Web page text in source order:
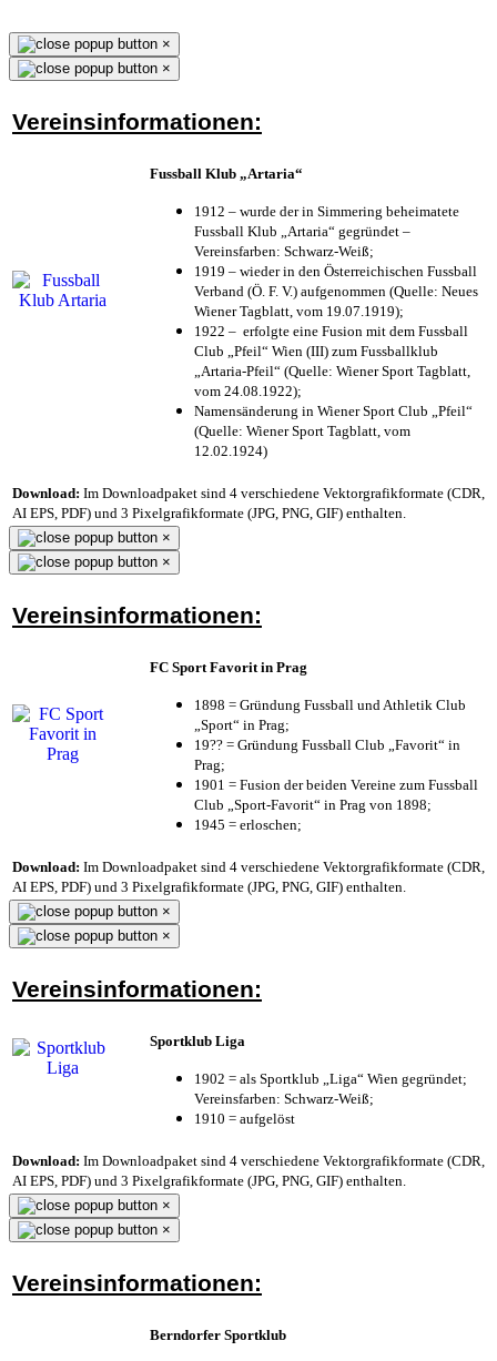
×
×
Vereinsinformationen:
Fussball Klub „Artaria“
1912 – wurde der in Simmering beheimatete
Fussball Klub „Artaria“ gegründet –
Vereinsfarben: Schwarz-Weiß;
1919 – wieder in den Österreichischen Fussball
Verband (Ö. F. V.) aufgenommen (Quelle: Neues
Wiener Tagblatt, vom 19.07.1919);
1922 – erfolgte eine Fusion mit dem Fussball
Club „Pfeil“ Wien (III) zum Fussballklub
„Artaria-Pfeil“ (Quelle: Wiener Sport Tagblatt,
vom 24.08.1922);
Namensänderung in Wiener Sport Club „Pfeil“
(Quelle: Wiener Sport Tagblatt, vom
12.02.1924)
Download: Im Downloadpaket sind 4 verschiedene Vektorgrafikformate (CDR,
AI EPS, PDF) und 3 Pixelgrafikformate (JPG, PNG, GIF) enthalten.
×
×
Vereinsinformationen:
FC Sport Favorit in Prag
1898 = Gründung Fussball und Athletik Club
„Sport“ in Prag;
19?? = Gründung Fussball Club „Favorit“ in
Prag;
1901 = Fusion der beiden Vereine zum Fussball
Club „Sport-Favorit“ in Prag von 1898;
1945 = erloschen;
Download: Im Downloadpaket sind 4 verschiedene Vektorgrafikformate (CDR,
AI EPS, PDF) und 3 Pixelgrafikformate (JPG, PNG, GIF) enthalten.
×
×
Vereinsinformationen:
Sportklub Liga
1902 = als Sportklub „Liga“ Wien gegründet;
Vereinsfarben: Schwarz-Weiß;
1910 = aufgelöst
Download: Im Downloadpaket sind 4 verschiedene Vektorgrafikformate (CDR,
AI EPS, PDF) und 3 Pixelgrafikformate (JPG, PNG, GIF) enthalten.
×
×
Vereinsinformationen:
Berndorfer Sportklub